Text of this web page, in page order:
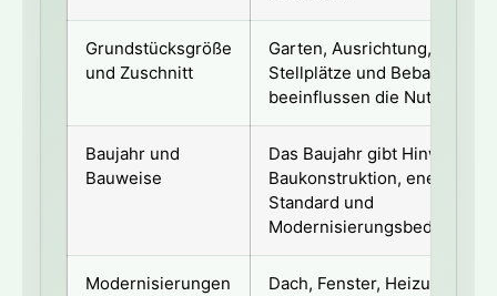
Grundstücksgröße
und Zuschnitt
Garten, Ausrichtung, Breite,
Stellplätze und Bebaubarkeit
beeinflussen die
Baujahr und
Bauweise
Das Baujahr gibt Hinweise
Baukonstruktion,
Standard und
Modernisierungsbedarf.
Modernisierungen
Dach, Fenster, Heizung,